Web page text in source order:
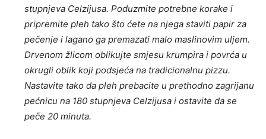
stupnjeva Celzijusa. Poduzmite potrebne korake i
pripremite pleh tako što ćete na njega staviti papir za
pečenje i lagano ga premazati malo maslinovim uljem.
Drvenom žlicom oblikujte smjesu krumpira i povrća u
okrugli oblik koji podsjeća na tradicionalnu pizzu.
Nastavite tako da pleh prebacite u prethodno zagrijanu
pećnicu na 180 stupnjeva Celzijusa i ostavite da se
peče 20 minuta.